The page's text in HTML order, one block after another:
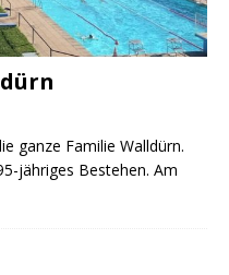
ganze Familie Walldürn.
jähriges Bestehen. Am